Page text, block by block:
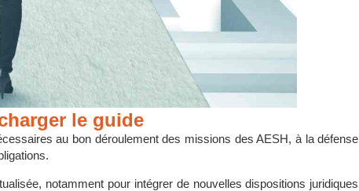
le guide
au bon déroulement des missions des AESH, à la défense
notamment pour intégrer de nouvelles dispositions juridiques